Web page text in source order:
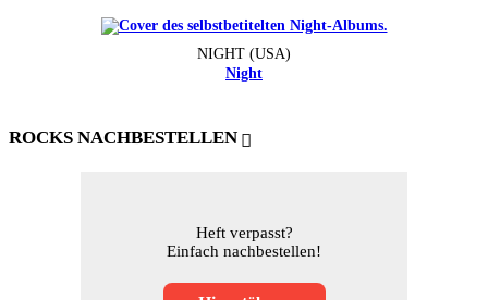
NIGHT (USA)
Night
ROCKS NACHBESTELLEN
Heft verpasst?
Einfach nachbestellen!